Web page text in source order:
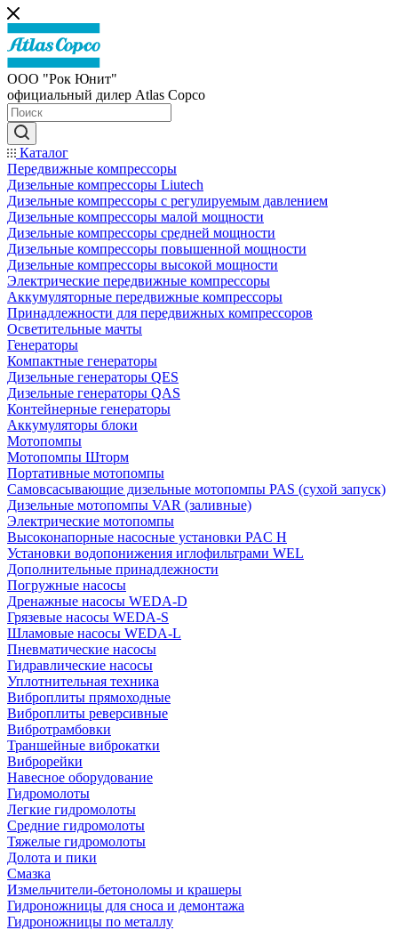
ООО "Рок Юнит"
официальный дилер Atlas Copco
Каталог
Передвижные компрессоры
Дизельные компрессоры Liutech
Дизельные компрессоры с регулируемым давлением
Дизельные компрессоры малой мощности
Дизельные компрессоры средней мощности
Дизельные компрессоры повышенной мощности
Дизельные компрессоры высокой мощности
Электрические передвижные компрессоры
Аккумуляторные передвижные компрессоры
Принадлежности для передвижных компрессоров
Осветительные мачты
Генераторы
Компактные генераторы
Дизельные генераторы QES
Дизельные генераторы QAS
Контейнерные генераторы
Аккумуляторы блоки
Мотопомпы
Мотопомпы Шторм
Портативные мотопомпы
Самовсасывающие дизельные мотопомпы PAS (сухой запуск)
Дизельные мотопомпы VAR (заливные)
Электрические мотопомпы
Высоконапорные насосные установки PAC H
Установки водопонижения иглофильтрами WEL
Дополнительные принадлежности
Погружные насосы
Дренажные насосы WEDA-D
Грязевые насосы WEDA-S
Шламовые насосы WEDA-L
Пневматические насосы
Гидравлические насосы
Уплотнительная техника
Виброплиты прямоходные
Виброплиты реверсивные
Вибротрамбовки
Траншейные виброкатки
Виброрейки
Навесное оборудование
Гидромолоты
Легкие гидромолоты
Средние гидромолоты
Тяжелые гидромолоты
Долота и пики
Смазка
Измельчители-бетоноломы и крашеры
Гидроножницы для сноса и демонтажа
Гидроножницы по металлу